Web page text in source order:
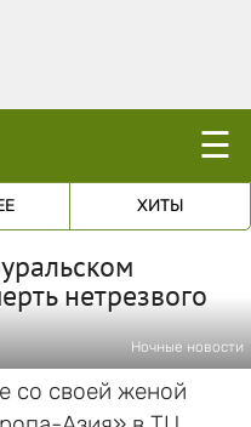
☰
ХИТЫ
нетрезвого
Ночные новости
со своей женой